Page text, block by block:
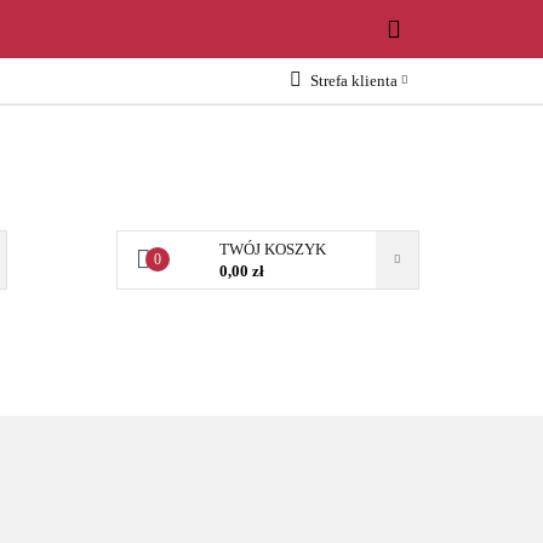
Strefa klienta
Zgody cookies
0
TWÓJ KOSZYK
0,00 zł